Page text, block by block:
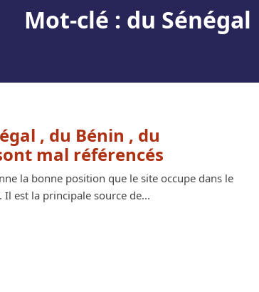
Mot-clé : du Sénégal
, du Bénin , du
mal référencés
la bonne position que le site occupe dans le
est la principale source de...